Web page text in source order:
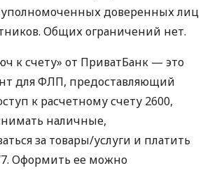
доверенных лиц
Общих ограничений нет.
к счету» от ПриватБанк — это
для ФЛП, предоставляющий
к расчетному счету 2600,
наличные,
за товары/услуги и платить
7. Оформить ее можно